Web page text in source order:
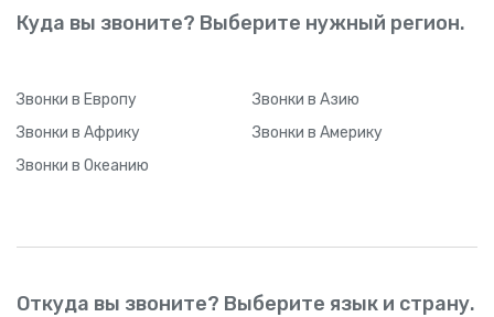
Куда вы звоните? Выберите нужный регион.
Звонки в Европу Звонки в Азию
Звонки в Африку Звонки в Америку
Звонки в Океанию
Откуда вы звоните? Выберите язык и страну.